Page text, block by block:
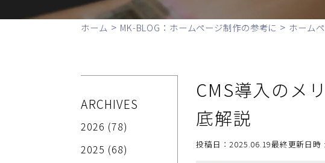
ホーム > MK-BLOG：ホームページ制作の参考に > ホーム
CMS導入のメ
底解説
投稿日：2025.06.19最終更新日時
ARCHIVES
2026 (78)
2025 (68)